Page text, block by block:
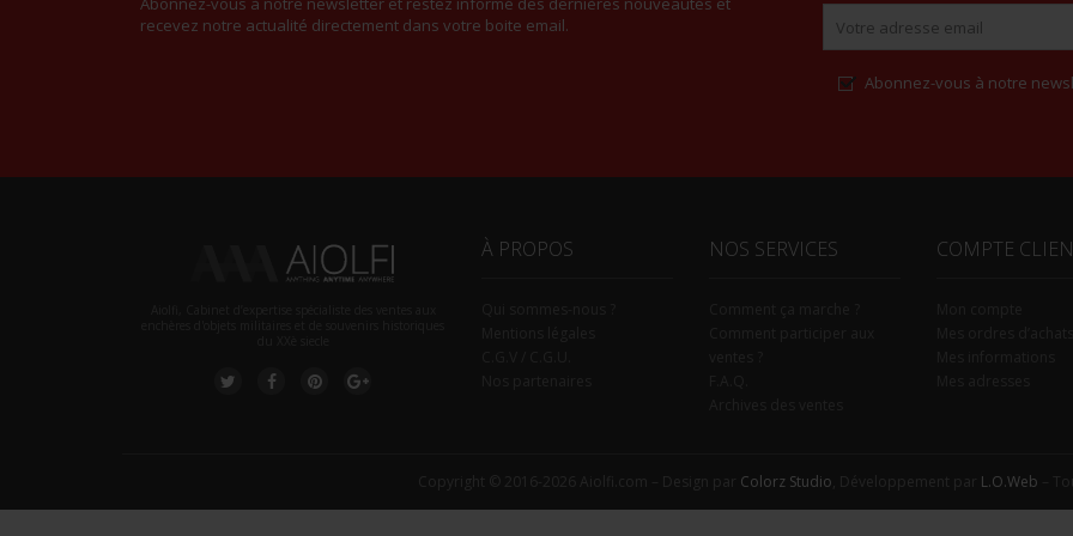
recevez notre actualité directement dans votre boite email.
Abonnez-vous à notre
À PROPOS NOS SERVICES COMPTE
Colorz Studio L.O.Web